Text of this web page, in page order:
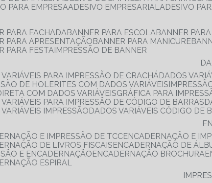
PARA EMPRESA
ADESIVO EMPRESARIAL ADESIVO
PARA FACHADA
BANNER PARA ESCOLA BANNER
PARA APRESENTAÇÃO
BANNER PARA MANICURE
PARA FESTA IMPRESSÃO DE BANNER
VARIÁVEIS PARA IMPRESSÃO DE CRACHÁ
DADOS
DE HOLERITES COM DADOS VARIÁVEIS
COM DADOS VARIÁVEIS
GRÁFICA PARA
VARIÁVEIS PARA IMPRESSÃO DE CÓDIGO DE BARRAS
VARIÁVEIS IMPRESSÃO
DADOS VARIÁVEIS CÓDIGO DE
E IMPRESSÃO DE TCC
ENCADERNAÇÃO E
DE LIVROS FISCAIS
ENCADERNAÇÃO DE
E ENCADERNAÇÃO
ENCADERNAÇÃO BROCHURA
ESPIRAL